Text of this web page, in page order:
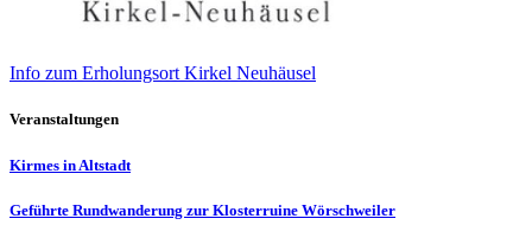
Info zum Erholungsort Kirkel Neuhäusel
Veranstaltungen
Kirmes in Altstadt
Geführte Rundwanderung zur Klosterruine Wörschweiler